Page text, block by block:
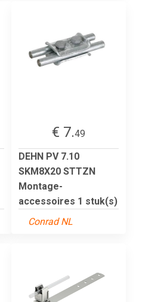
€ 7.49
DEHN PV 7.10
SKM8X20 STTZN
Montage-
accessoires 1 stuk(s)
Conrad NL